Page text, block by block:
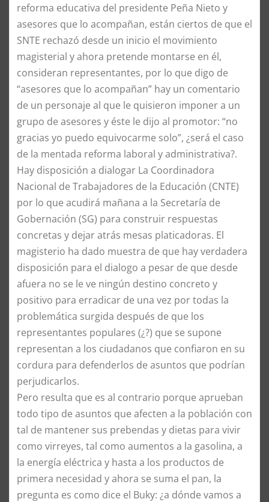
reforma educativa del presidente Peña Nieto y
asesores que lo acompañan, están ciertos de que el
SNTE rechazó desde un inicio el movimiento
magisterial y ahora pretende montarse en él,
consideran representantes, por lo que digo de
“asesores que lo acompañan” hay un comentario
de un personaje al que le quisieron imponer a un
grupo de asesores y éste le dijo al promotor: “no
gracias yo puedo equivocarme solo”, ¿será el caso
de la mentada reforma laboral y administrativa?.
Hay disposición a dialogar La Coordinadora
Nacional de Trabajadores de la Educación (CNTE)
por lo que acudirá mañana a la Secretaría de
Gobernación (SG) para construir respuestas
concretas y dejar atrás mesas platicadoras. El
magisterio ha dado muestra de que hay verdadera
disposición para el dialogo a pesar de que desde
afuera no se le ve ningún destino concreto y
positivo para erradicar de una vez por todas la
problemática surgida después de que los
representantes populares (¿?) que se supone
representan a los ciudadanos que confiaron en su
cordura para defenderlos de asuntos que podrían
perjudicarlos.
Pero resulta que es al contrario porque aprueban
todo tipo de asuntos que afecten a la población con
tal de mantener sus prebendas y dietas para vivir
como virreyes, tal como aumentos a la gasolina, a
la energía eléctrica y hasta a los productos de
primera necesidad y ahora se suma el pan, la
pregunta es como dice el Buky: ¿a dónde vamos a